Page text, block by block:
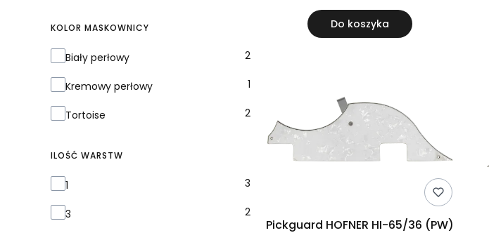
KOLOR MASKOWNICY
Kolor maskownicy
Biały perłowy 2
Kremowy perłowy 1
Tortoise 2
ILOŚĆ WARSTW
Ilość warstw
1 3
3 2
Do koszyka
Pickguard HOFNER HI-65/36 (PW)